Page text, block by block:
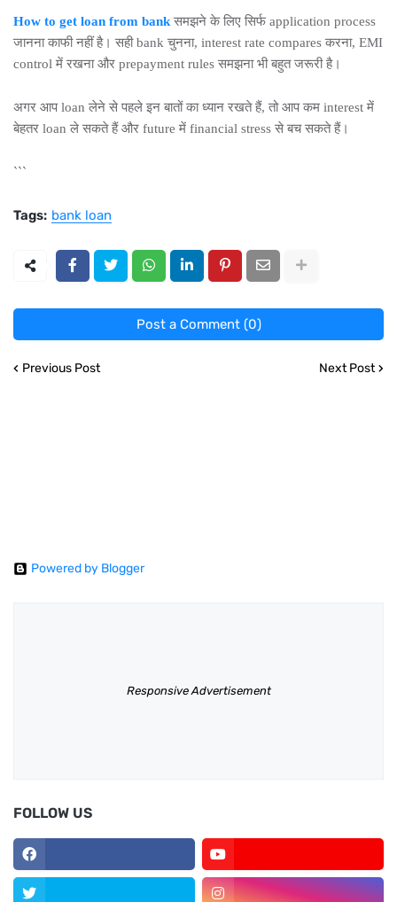
How to get loan from bank समझने के लिए सिर्फ application process
जानना काफी नहीं है। सही bank चुनना, interest rate compares करना, EMI
control में रखना और prepayment rules समझना भी बहुत जरूरी है।
अगर आप loan लेने से पहले इन बातों का ध्यान रखते हैं, तो आप कम interest में
बेहतर loan ले सकते हैं और future में financial stress से बच सकते हैं।
```
Tags: bank loan
Post a Comment (0)
Previous Post Next Post
Powered by Blogger
Responsive Advertisement
FOLLOW US